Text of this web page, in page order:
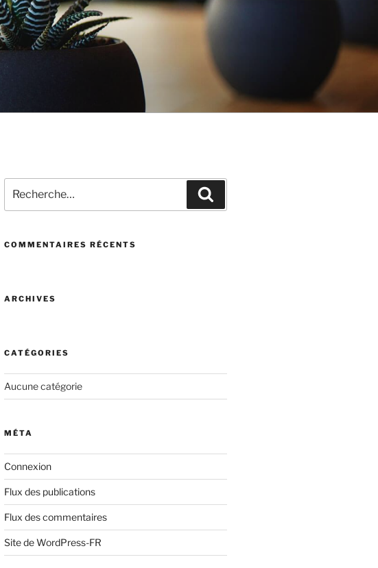
pour
:
COMMENTAIRES RÉCENTS
ARCHIVES
CATÉGORIES
Aucune catégorie
MÉTA
Connexion
Flux des publications
Flux des commentaires
Site de WordPress-FR